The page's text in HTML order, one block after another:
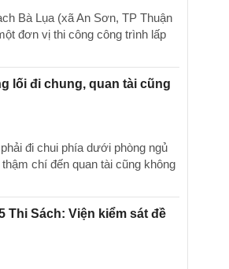
Bà Lụa (xã An Sơn, TP Thuận
đơn vị thi công công trình lấp
lối đi chung, quan tài cũng
đi chui phía dưới phòng ngủ
chí đến quan tài cũng không
Thi Sách: Viện kiểm sát đề